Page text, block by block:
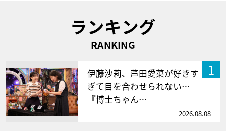
ランキング
RANKING
1
伊藤沙莉、芦田愛菜が好きす
ぎて目を合わせられない…
『博士ちゃん…
2026.08.08